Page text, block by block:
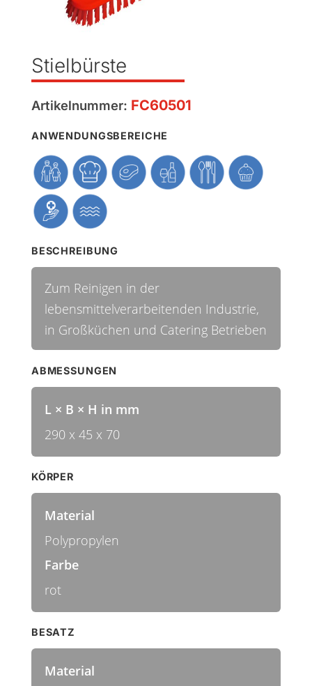
Stielbürste
Artikelnummer: FC60501
ANWENDUNGSBEREICHE
BESCHREIBUNG
Zum Reinigen in der
lebensmittelverarbeitenden Industrie,
in Großküchen und Catering Betrieben
ABMESSUNGEN
L × B × H in mm
290 x 45 x 70
KÖRPER
Material
Polypropylen
Farbe
rot
BESATZ
Material